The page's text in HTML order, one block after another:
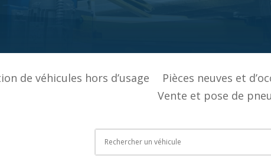
de véhicules hors d’usage Pièces neuves et
Vente et pose de